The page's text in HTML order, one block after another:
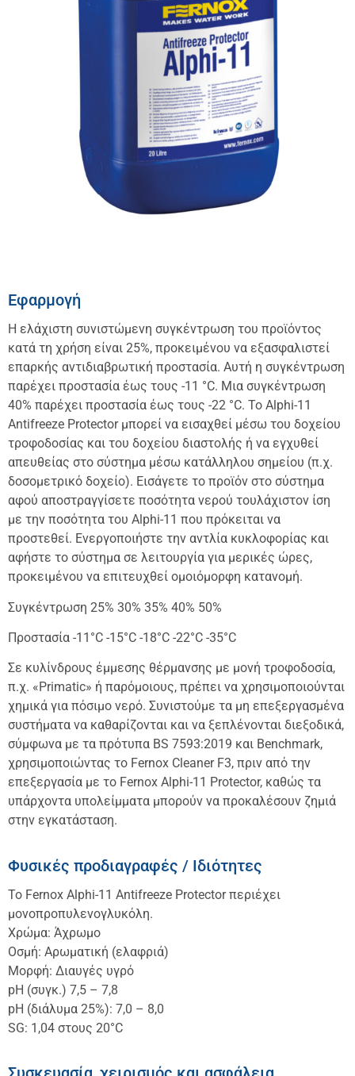
Εφαρμογή
Η ελάχιστη συνιστώμενη συγκέντρωση του προϊόντος
κατά τη χρήση είναι 25%, προκειμένου να εξασφαλιστεί
επαρκής αντιδιαβρωτική προστασία. Αυτή η συγκέντρωση
παρέχει προστασία έως τους -11 °C. Μια συγκέντρωση
40% παρέχει προστασία έως τους -22 °C. Το Alphi-11
Antifreeze Protector μπορεί να εισαχθεί μέσω του δοχείου
τροφοδοσίας και του δοχείου διαστολής ή να εγχυθεί
απευθείας στο σύστημα μέσω κατάλληλου σημείου (π.χ.
δοσομετρικό δοχείο). Εισάγετε το προϊόν στο σύστημα
αφού αποστραγγίσετε ποσότητα νερού τουλάχιστον ίση
με την ποσότητα του Alphi-11 που πρόκειται να
προστεθεί. Ενεργοποιήστε την αντλία κυκλοφορίας και
αφήστε το σύστημα σε λειτουργία για μερικές ώρες,
προκειμένου να επιτευχθεί ομοιόμορφη κατανομή.
Συγκέντρωση 25% 30% 35% 40% 50%
Προστασία -11°C -15°C -18°C -22°C -35°C
Σε κυλίνδρους έμμεσης θέρμανσης με μονή τροφοδοσία,
π.χ. «Primatic» ή παρόμοιους, πρέπει να χρησιμοποιούνται
χημικά για πόσιμο νερό. Συνιστούμε τα μη επεξεργασμένα
συστήματα να καθαρίζονται και να ξεπλένονται διεξοδικά,
σύμφωνα με τα πρότυπα BS 7593:2019 και Benchmark,
χρησιμοποιώντας το Fernox Cleaner F3, πριν από την
επεξεργασία με το Fernox Alphi-11 Protector, καθώς τα
υπάρχοντα υπολείμματα μπορούν να προκαλέσουν ζημιά
στην εγκατάσταση.
Φυσικές προδιαγραφές / Ιδιότητες
Το Fernox Alphi-11 Antifreeze Protector περιέχει
μονοπροπυλενογλυκόλη.
Χρώμα: Άχρωμο
Οσμή: Αρωματική (ελαφριά)
Μορφή: Διαυγές υγρό
pH (συγκ.) 7,5 – 7,8
pH (διάλυμα 25%): 7,0 – 8,0
SG: 1,04 στους 20°C